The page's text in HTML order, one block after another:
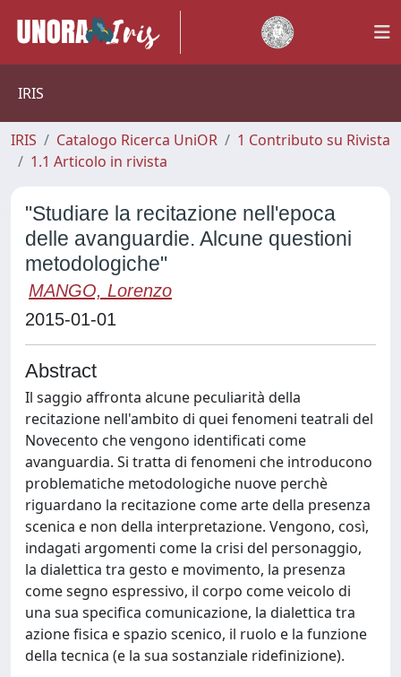
IRIS
IRIS Catalogo Ricerca UniOR
1 Contributo su Rivista
1.1 Articolo in rivista
"Studiare la recitazione nell'epoca
delle avanguardie. Alcune questioni
metodologiche"
MANGO, Lorenzo
2015-01-01
Abstract
Il saggio affronta alcune peculiarità della
recitazione nell'ambito di quei fenomeni teatrali del
Novecento che vengono identificati come
avanguardia. Si tratta di fenomeni che introducono
problematiche metodologiche nuove perchè
riguardano la recitazione come arte della presenza
scenica e non della interpretazione. Vengono, così,
indagati argomenti come la crisi del personaggio,
la dialettica tra gesto e movimento, la presenza
come segno espressivo, il corpo come veicolo di
una sua specifica comunicazione, la dialettica tra
azione fisica e spazio scenico, il ruolo e la funzione
della tecnica (e la sua sostanziale ridefinizione).